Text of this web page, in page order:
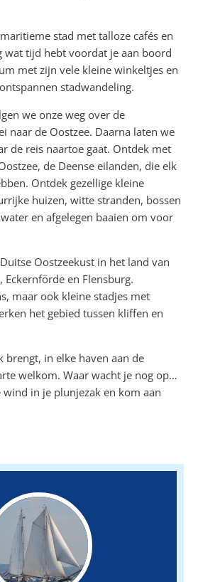
stad met talloze cafés en
wat tijd hebt voordat je aan boord
met zijn vele kleine winkeltjes en
stadwandeling.
we onze weg over de
naar de Oostzee. Daarna laten we
de reis naartoe gaat. Ontdek met
de Deense eilanden, die elk
Ontdek gezellige kleine
huizen, witte stranden, bossen
en afgelegen baaien om voor
Oostzeekust in het land van
Eckernförde en Flensburg.
maar ook kleine stadjes met
het gebied tussen kliffen en
brengt, in elke haven aan de
welkom. Waar wacht je nog op…
wind in je plunjezak en kom aan